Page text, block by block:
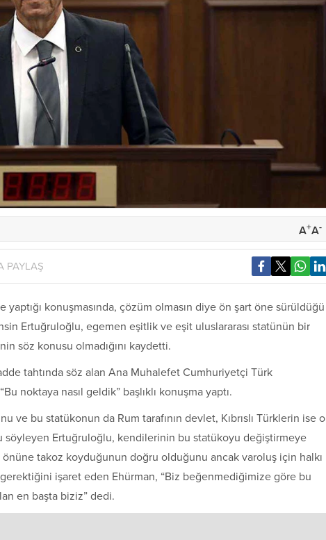
A+A-
PAYLAŞ
yaptığı konuşmasında, çözüm olmasın diye ön şart öne sürüldüğü
Ertuğruloğlu, egemen eşitlik ve eşit uluslararası statünün bir
söz konusu olmadığını kaydetti.
tahtında söz alan Ana Muhalefet Cumhuriyetçi Türk
“Bu noktaya nasıl geldik” başlıklı konuşma yaptı.
ve bu statükonun da Rum tarafının devlet, Kıbrıslı Türklerin ise o
Ertuğruloğlu, kendilerinin bu statükoyu değiştirmeye
önüne takoz koyduğunun doğru olduğunu ancak varoluş için halkı
işaret eden Ehürman, “Biz beğenmediğimize göre bu
en başta biziz” dedi.